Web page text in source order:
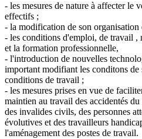
- les mesures de nature à affecter le
effectifs ;
- la modification de son
- les conditions d'emploi, de travail ,
et la formation professionnelle,
- l'introduction de nouvelles
important modifiant les conditons de
conditions de travail ;
- les mesures prises en vue de
maintien au travail des accidentés
des invalides civils, des personnes
évolutives et des travailleurs
l'aménagement des postes de travail.